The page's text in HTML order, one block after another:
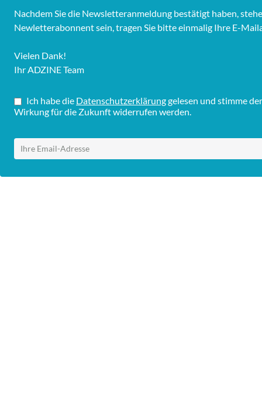
Nachdem Sie die Newsletteranmeldung bestätigt haben,
Newletterabonnent sein, tragen Sie bitte einmalig Ihre E-
Vielen Dank!
Ihr ADZINE Team
Ich habe die Datenschutzerklärunggelesen und stimme
Wirkung für die Zukunft widerrufen werden.